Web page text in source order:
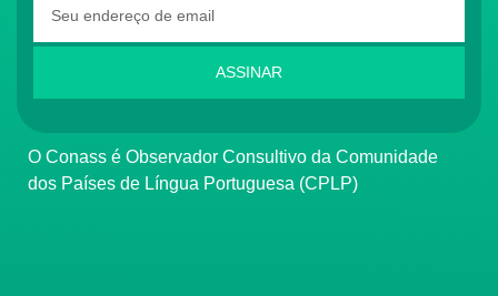
ASSINAR
O Conass é Observador Consultivo da Comunidade
dos Países de Língua Portuguesa (CPLP)